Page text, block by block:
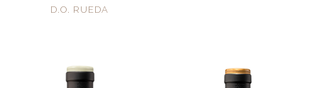
D.O. RUEDA